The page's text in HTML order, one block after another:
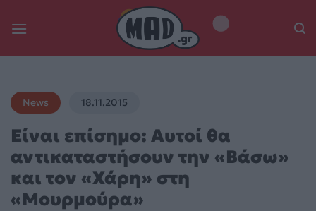
News 18.11.2015
Eίναι επίσημο: Αυτοί θα
αντικαταστήσουν την «Βάσω»
και τον «Χάρη» στη
«Μουρμούρα»